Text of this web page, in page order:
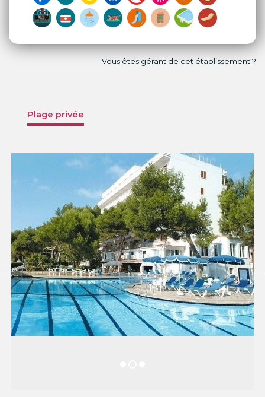
Vous êtes gérant de cet établissement ?
Plage privée